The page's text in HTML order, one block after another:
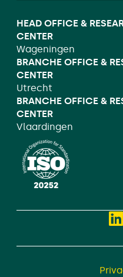
HEAD OFFICE &
CENTER
Wageningen
BRANCHE OFFICE &
CENTER
Utrecht
BRANCHE OFFICE &
CENTER
Vlaardingen